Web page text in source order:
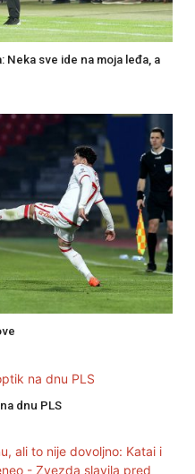
Neka sve ide na moja leđa, a
dnu PLS